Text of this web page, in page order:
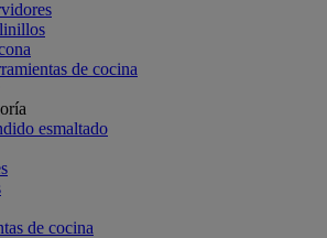
de cocina
esmaltado
de cocina